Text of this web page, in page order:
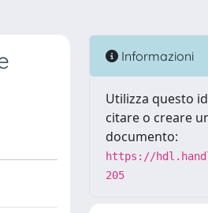
Informazioni
Utilizza questo
citare o creare
documento:
https://
205